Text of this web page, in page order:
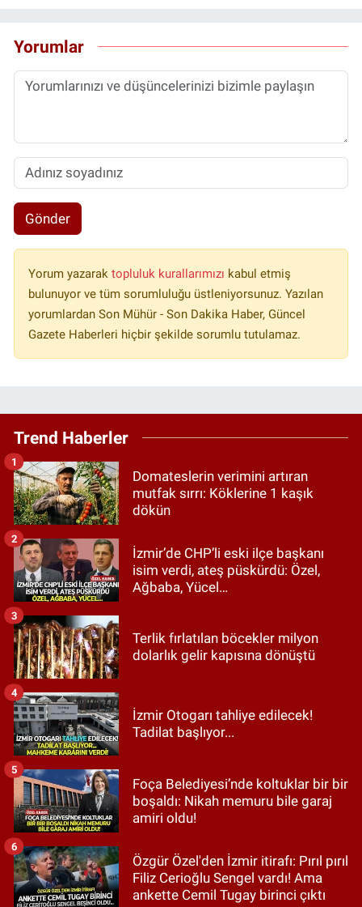
Yorumlar
Gönder
Yorum yazarak topluluk kurallarımızı kabul etmiş
bulunuyor ve tüm sorumluluğu üstleniyorsunuz. Yazılan
yorumlardan Son Mühür - Son Dakika Haber, Güncel
Gazete Haberleri hiçbir şekilde sorumlu tutulamaz.
Trend Haberler
Domateslerin verimini artıran
mutfak sırrı: Köklerine 1 kaşık
dökün
1
İzmir’de CHP’li eski ilçe başkanı
isim verdi, ateş püskürdü: Özel,
Ağbaba, Yücel…
2
Terlik fırlatılan böcekler milyon
dolarlık gelir kapısına dönüştü
3
İzmir Otogarı tahliye edilecek!
Tadilat başlıyor...
4
Foça Belediyesi’nde koltuklar bir bir
boşaldı: Nikah memuru bile garaj
amiri oldu!
5
Özgür Özel'den İzmir itirafı: Pırıl pırıl
Filiz Cerioğlu Sengel vardı! Ama
ankette Cemil Tugay birinci çıktı
6